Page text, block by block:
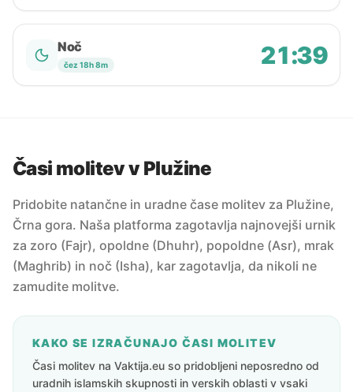
Noč
čez 18h 8m 21:39
Časi molitev v Plužine
Pridobite natančne in uradne čase molitev za Plužine,
Črna gora. Naša platforma zagotavlja najnovejši urnik
za zoro (Fajr), opoldne (Dhuhr), popoldne (Asr), mrak
(Maghrib) in noč (Isha), kar zagotavlja, da nikoli ne
zamudite molitve.
KAKO SE IZRAČUNAJO ČASI MOLITEV
Časi molitev na Vaktija.eu so pridobljeni neposredno od
uradnih islamskih skupnosti in verskih oblasti v vsaki